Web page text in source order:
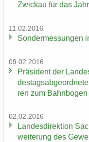
Zwi­ckau für das
11.02.2016
Son­der­mes­sun­gen
09.02.2016
Prä­si­dent der
ren zum
02.02.2016
Lan­des­di­rek­ti­on
wei­te­rung des